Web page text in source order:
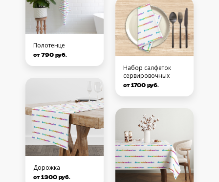
Полотенце
от 790 руб.
Дорожка
от 1300 руб.
Набор салфеток
сервировочных
от 1700 руб.